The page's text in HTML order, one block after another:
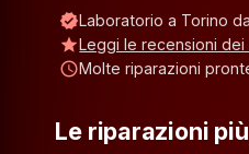
verifiedLaboratorio a Torino
starLeggi le recensioni dei
scheduleMolte riparazioni
Le riparazioni